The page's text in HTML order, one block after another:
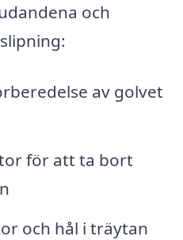
och
av golvet
för att ta bort
och hål i träytan